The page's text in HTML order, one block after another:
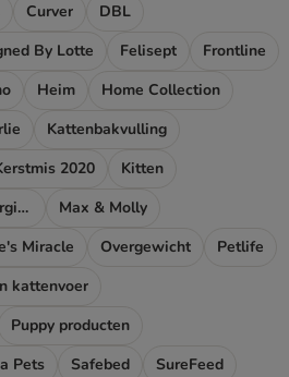
Curver
DBL
By Lotte Felisept
Frontline
Heim
Home Collection
Kattenbakvulling
2020
Kitten
Maand van de gebitsverzorging
Max & Molly
Miracle Overgewicht
Petlife
kattenvoer
Puppy producten
Pets Safebed
SureFeed